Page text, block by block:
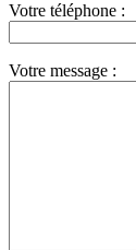
Votre téléphone :
Votre message :